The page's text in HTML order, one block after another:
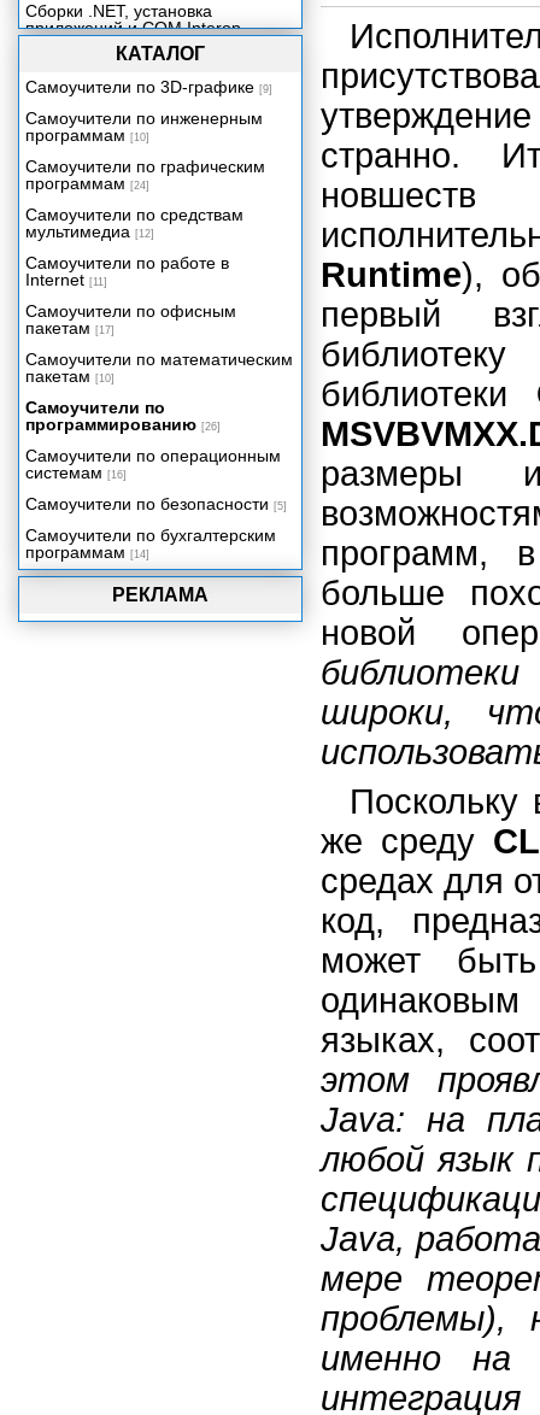
странно.
Runtime),
первый
библиотеки
размеры
программ,
больше
новой
библиотеки
широки,
Поскольку
же среду
средах для
код,
может
языках,
этом
Java: на
любой язык
Java,
мере
проблемы),
именно на
РЕКЛАМА
Сборки .NET, установка
приложений и COM Interop
КАТАЛОГ
Самоучители по 3D-графике [9]
Самоучители по инженерным
программам [10]
Самоучители по графическим
программам [24]
Самоучители по средствам
мультимедиа [12]
Самоучители по работе в
Internet [11]
Самоучители по офисным
пакетам [17]
Самоучители по математическим
пакетам [10]
Самоучители по
программированию [26]
Самоучители по операционным
системам [16]
Самоучители по безопасности [5]
Самоучители по бухгалтерским
программам [14]